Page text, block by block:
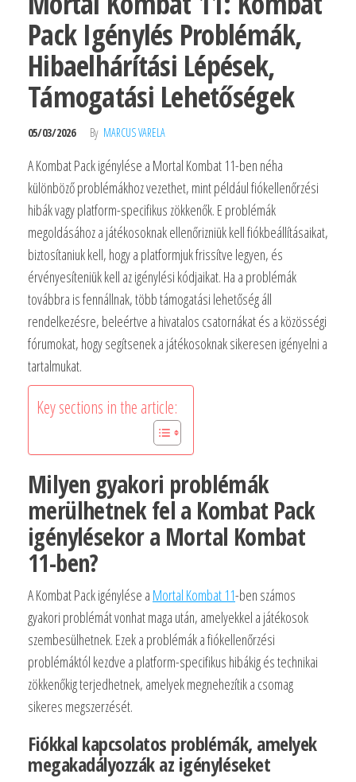
Pack Igénylés Problémák,
Hibaelhárítási Lépések,
Támogatási Lehetőségek
05/03/2026 By MARCUS VARELA
A Kombat Pack igénylése a Mortal Kombat 11-ben néha
különböző problémákhoz vezethet, mint például fiókellenőrzési
hibák vagy platform-specifikus zökkenők. E problémák
megoldásához a játékosoknak ellenőrizniük kell fiókbeállításaikat,
biztosítaniuk kell, hogy a platformjuk frissítve legyen, és
érvényesíteniük kell az igénylési kódjaikat. Ha a problémák
továbbra is fennállnak, több támogatási lehetőség áll
rendelkezésre, beleértve a hivatalos csatornákat és a közösségi
fórumokat, hogy segítsenek a játékosoknak sikeresen igényelni a
tartalmukat.
Key sections in the article:
Milyen gyakori problémák
merülhetnek fel a Kombat Pack
igénylésekor a Mortal Kombat
11-ben?
A Kombat Pack igénylése a Mortal Kombat 11-ben számos
gyakori problémát vonhat maga után, amelyekkel a játékosok
szembesülhetnek. Ezek a problémák a fiókellenőrzési
problémáktól kezdve a platform-specifikus hibákig és technikai
zökkenőkig terjedhetnek, amelyek megnehezítik a csomag
sikeres megszerzését.
Fiókkal kapcsolatos problémák, amelyek
megakadályozzák az igényléseket